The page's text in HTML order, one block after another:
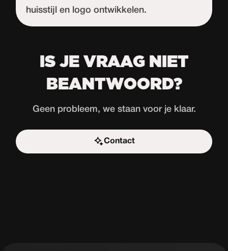
huisstijl en logo ontwikkelen.
IS JE VRAAG NIET
BEANTWOORD?
Geen probleem, we staan voor je klaar.
Contact
Start de uitdaging